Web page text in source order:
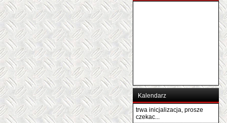
Kalendarz
trwa inicjalizacja, prosze
czekac...